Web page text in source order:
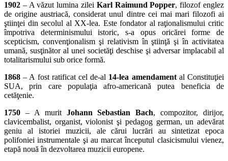
1902 – A văzut lumina zilei Karl Raimund Popper, filozof englez
de origine austriacă, considerat unul dintre cei mai mari filozofi ai
ştiinţei din secolul al XX-lea. Este fondator al raţionalismului critic
împotriva determinismului istoric, s-a opus oricărei forme de
scepticism, convenţionalism şi relativism în ştiinţă şi în activitatea
umană, susţinător al unei societăţi deschise şi adversar implacabil al
totalitarismului sub orice formă.
1868 – A fost ratificat cel de-al 14-lea amendamental Constituţiei
SUA, prin care populaţia afro-americană putea beneficia de
cetăţenie.
1750 – A murit Johann Sebastian Bach, compozitor, dirijor,
clavicembalist, organist, violonist şi pedagog german, un adevărat
geniu al istoriei muzicii, ale cărui lucrări au sintetizat epoca
polifoniei instrumentale şi au marcat începutul clasicismului vienez,
etapă nouă în dezvoltarea muzicii europene.